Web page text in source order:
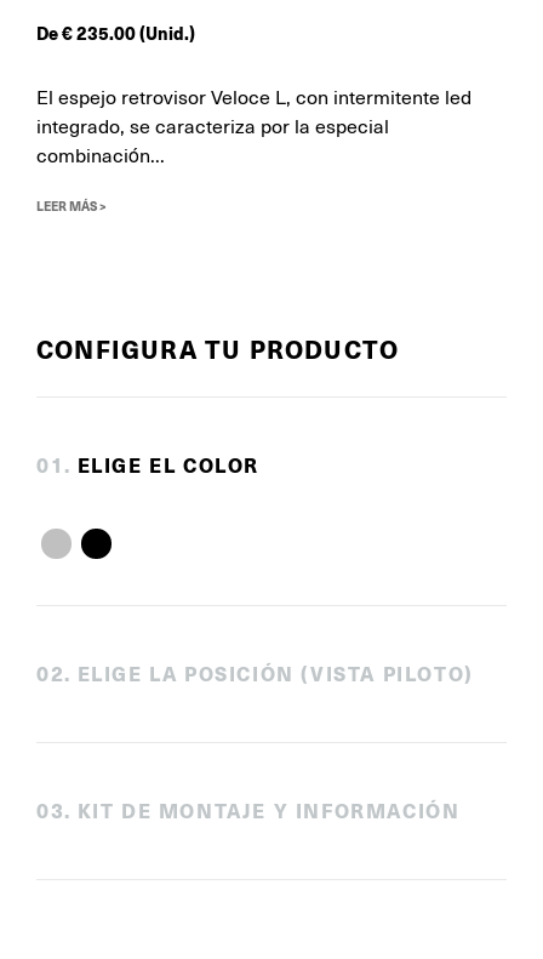
De€235.00(Unid.)
El espejo retrovisor Veloce L, con intermitente led
integrado, se caracteriza por la especial
combinación...
LEER MÁS >
CONFIGURA TU PRODUCTO
01 . ELIGE EL COLOR
02. ELIGE LA POSICIÓN (VISTA PILOTO)
03. KIT DE MONTAJE Y INFORMACIÓN